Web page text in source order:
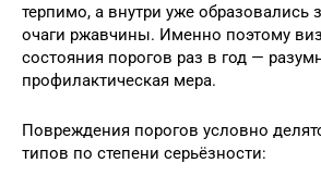
терпимо, а внутри уже образовались
очаги ржавчины. Именно поэтому
состояния порогов раз в год —
профилактическая мера.
Повреждения порогов условно
типов по степени серьёзности: